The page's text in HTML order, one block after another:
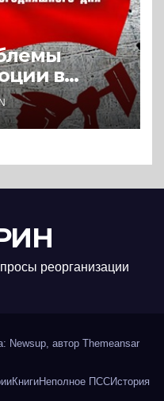
в
(2024) *
реорганизации
Newsup, автор Themeansar
КнигиНеполное ПССИстория